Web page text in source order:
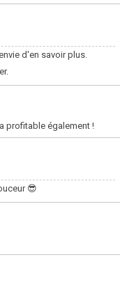
d'en savoir plus.
profitable également !
😎